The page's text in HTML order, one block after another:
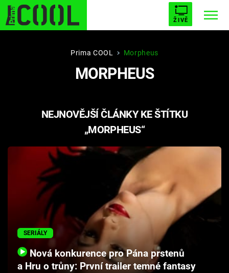
ŽIVĚ
STARHOUSE BUFFY, PŘEMOŽITELKA UPÍRŮ
PLNEJ KOTEL AVENGERS 5
Seriály
Cool Esport
Pořady
Prima COOL Morpheus
MORPHEUS
NEJNOVĚJŠÍ ČLÁNKY KE ŠTÍTKU
„MORPHEUS“
SERIÁLY
Nová konkurence pro Pána prstenů
a Hru o trůny: První trailer temné fantasy